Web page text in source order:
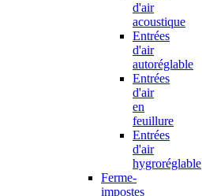
d'air
acoustique
Entrées
d'air
autoréglable
Entrées
d'air
en
feuillure
Entrées
d'air
hygroréglable
Ferme-
impostes